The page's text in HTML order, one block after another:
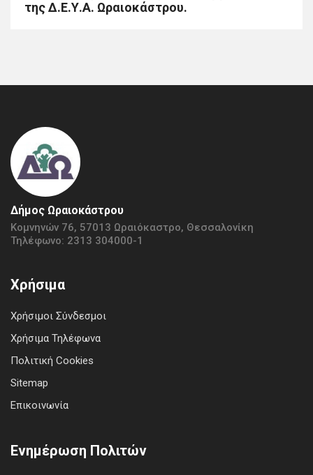
της Δ.Ε.Υ.Α. Ωραιοκάστρου.
Δήμος Ωραιοκάστρου
Κομνηνών 76, 57013 Ωραιόκαστρο, Θεσσαλονίκη
Τηλέφωνο: 2313 304000-1
Χρήσιμα
Χρήσιμοι Σύνδεσμοι
Χρήσιμα Τηλέφωνα
Πολιτική Cookies
Sitemap
Επικοινωνία
Ενημέρωση Πολιτών